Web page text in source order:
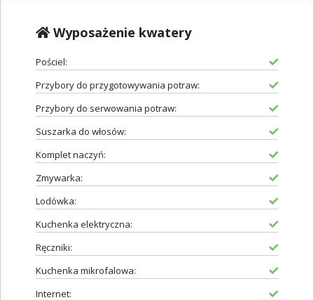
Wyposażenie kwatery
Pościel:
Przybory do przygotowywania potraw:
Przybory do serwowania potraw:
Suszarka do włosów:
Komplet naczyń:
Zmywarka:
Lodówka:
Kuchenka elektryczna:
Ręczniki:
Kuchenka mikrofalowa:
Internet: